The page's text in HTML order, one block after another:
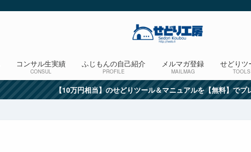
コンサル生実績
CONSUL
ふじもんの自己紹介
PROFILE
メルマガ登録
MAILMAG
せどりツ
TOOLS
【10万円相当】のせどりツール＆マニュアルを【無料】でプ